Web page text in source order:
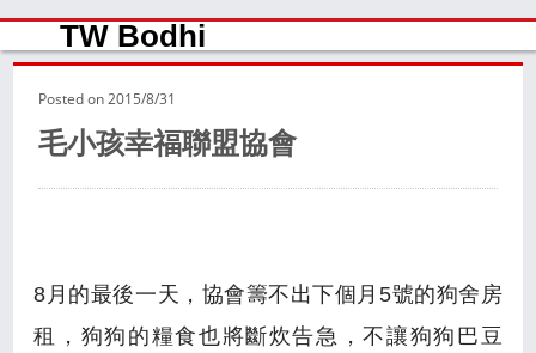
TW Bodhi
Posted on2015/8/31
毛小孩幸福聯盟協會
8月的最後一天，協會籌不出下個月5號的狗舍房
租，狗狗的糧食也將斷炊告急，不讓狗狗巴豆